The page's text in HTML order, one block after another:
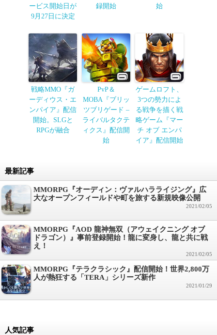
ービス開始日が
9月27日に決定
録開始
始
戦略MMO『ガ
ーディウス・エ
ンパイア』配信
開始。SLGと
RPGが融合
PvP＆
MOBA『ブリッ
ツブリゲード –
ライバルタクテ
ィクス』配信開
始
ゲームロフト、
3つの勢力によ
る戦争を描く戦
略ゲーム『マー
チ オブ エンパ
イア』配信開始
最新記事
MMORPG『オーディン：ヴァルハラライジング』広
大なオープンフィールドや町を旅する新規映像公開
2021/02/05
MMORPG『AOD 龍神無双（アウェイクニング オブ
ドラゴン）』事前登録開始！龍に変身し、龍と共に戦
え！
2021/02/05
MMORPG『テラクラシック』配信開始！世界2,800万
人が熱狂する「TERA」シリーズ新作
2021/01/29
人気記事